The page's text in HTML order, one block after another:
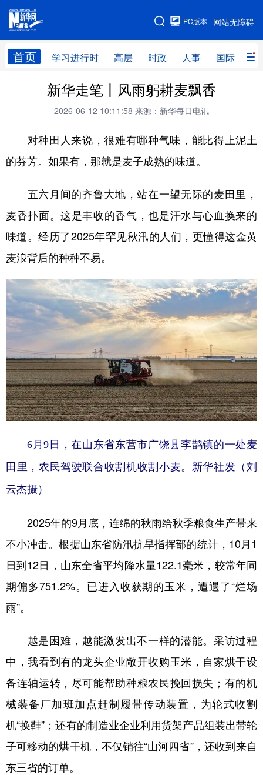
网站无障碍
PC版本
首页 学习进行时 高层 时政 人事 国际 财
网站地图
学习进行时 高层 时政
财经 网评
台湾 思客智库 全球连线 教育
科技 科创 量子
文化 书画 军事
访谈 视频 图片 政务
法律 中央文件 金融 汽车
食品 人居
学术中国 乡村振兴 银龄 溯源中国
城市 旅游 能源 会展
娱乐 时尚 悦读
公益 一带一路 亚太网 上市公司
文化产业
山东 河南 湖北 湖南
四川 贵州 云南 西藏
多语种频道
English Español Français عربى
Русский язык 日本語 한국어
Deutsch Português
新华走笔丨风雨躬耕麦飘香
2026-06-12 10:11:58 来源：新华每日电讯
对种田人来说，很难有哪种气味，能比得上泥土
的芬芳。如果有，那就是麦子成熟的味道。
五六月间的齐鲁大地，站在一望无际的麦田里，
麦香扑面。这是丰收的香气，也是汗水与心血换来的
味道。经历了2025年罕见秋汛的人们，更懂得这金黄
麦浪背后的种种不易。
6月9日，在山东省东营市广饶县李鹊镇的一处麦
田里，农民驾驶联合收割机收割小麦。新华社发（刘
云杰摄）
2025年的9月底，连绵的秋雨给秋季粮食生产带来
不小冲击。根据山东省防汛抗旱指挥部的统计，10月1
日到12日，山东全省平均降水量122.1毫米，较常年同
期偏多751.2%。已进入收获期的玉米，遭遇了“烂场
雨”。
越是困难，越能激发出不一样的潜能。采访过程
中，我看到有的龙头企业敞开收购玉米，自家烘干设
备连轴运转，尽可能帮助种粮农民挽回损失；有的机
械装备厂加班加点赶制履带传动装置，为轮式收割
机“换鞋”；还有的制造业企业利用货架产品组装出带轮
子可移动的烘干机，不仅销往“山河四省”，还收到来自
东三省的订单。